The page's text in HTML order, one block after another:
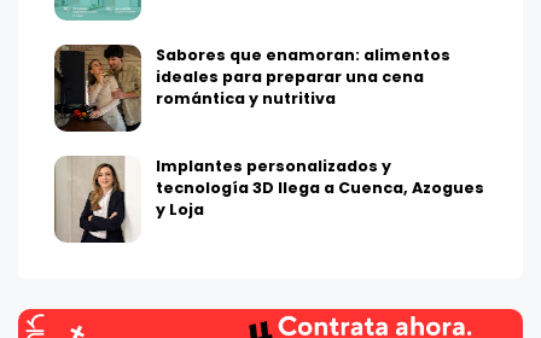
Sabores que enamoran: alimentos
ideales para preparar una cena
romántica y nutritiva
Implantes personalizados y
tecnología 3D llega a Cuenca, Azogues
y Loja